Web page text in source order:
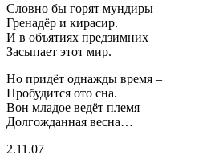
Словно бы горят мундиры
Гренадёр и кирасир.
И в объятиях предзимних
Засыпает этот мир.
Но придёт однажды время –
Пробудится ото сна.
Вон младое ведёт племя
Долгожданная весна…
2.11.07